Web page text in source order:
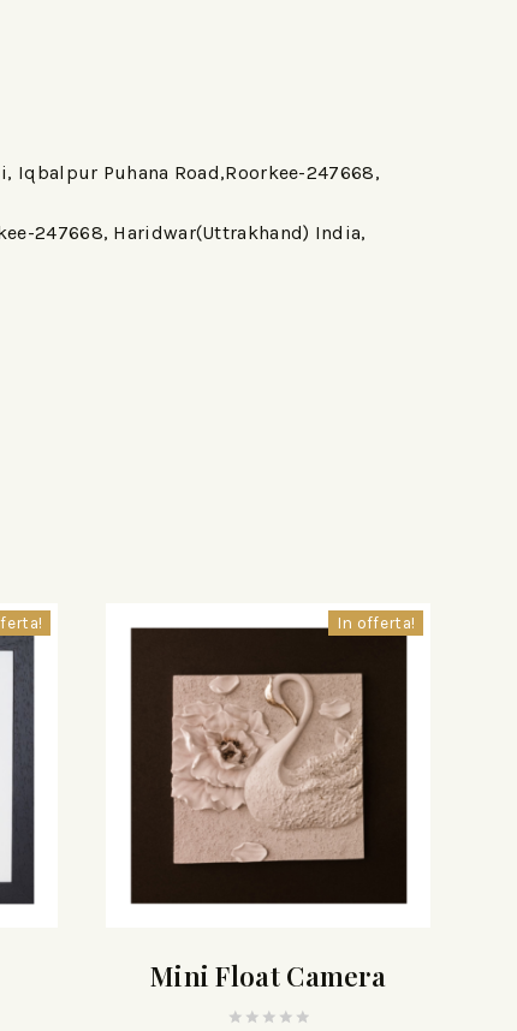
Iqbalpur Puhana Road,Roorkee-247668,
247668, Haridwar(Uttrakhand) India,
In offerta!
Mini Float Camera